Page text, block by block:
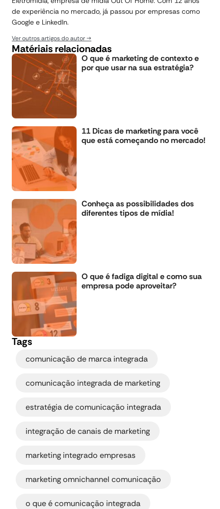
de experiência no mercado, já passou por empresas como
Google e LinkedIn.
Ver outros artigos do autor
Matériais relacionadas
O que é marketing de contexto e
por que usar na sua estratégia?
11 Dicas de marketing para você
que está começando no mercado!
Conheça as possibilidades dos
diferentes tipos de mídia!
O que é fadiga digital e como sua
empresa pode aproveitar?
Tags
comunicação de marca integrada
comunicação integrada de marketing
estratégia de comunicação integrada
integração de canais de marketing
marketing integrado empresas
marketing omnichannel comunicação
o que é comunicação integrada